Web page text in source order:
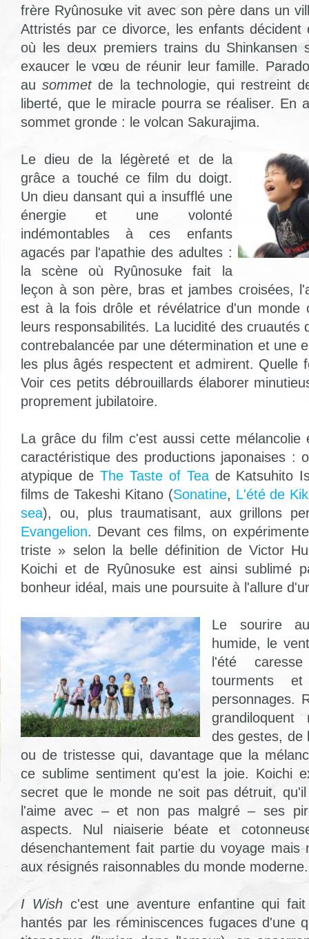
frère Ryûnosuke vit avec son père dans un
Attristés par ce divorce, les enfants décident
où les deux premiers trains du Shinkansen
exaucer le vœu de réunir leur famille.
ausommetde la technologie, qui restreint
liberté, que le miracle pourra se réaliser. En
sommet gronde : le volcan Sakurajima.
Le dieu de la légèreté et de la
grâce a touché ce film du doigt.
Un dieu dansant qui a insufflé une
énergie et une volonté
indémontables à ces enfants
agacés par l'apathie des adultes :
la scène où Ryûnosuke fait la
leçon à son père, bras et jambes croisées,
est à la fois drôle et révélatrice d'un monde
leurs responsabilités. La lucidité des cruautés
contrebalancée par une détermination et une
les plus âgés respectent et admirent. Quelle
Voir ces petits débrouillards élaborer
proprement jubilatoire.
La grâce du film c'est aussi cette mélancolie
caractéristique des productions japonaises :
atypique de The Taste of Tea de Katsuhito
films de Takeshi Kitano (Sonatine, L'été de
sea), ou, plus traumatisant, aux grillons
Evangelion. Devant ces films, on
triste » selon la belle définition de Victor
Koichi et de Ryûnosuke est ainsi sublimé
bonheur idéal, mais une poursuite à l'allure
Le sourire
humide, le
l'été
tourments
personnages.
des gestes, de
ou de tristesse qui, davantage que la
ce sublime sentiment qu'est la joie. Koichi
secret que le monde ne soit pas détruit,
l'aime avec – et non pas malgré – ses
aspects. Nul niaiserie béate et
désenchantement fait partie du voyage mais
aux résignés raisonnables du monde moderne.
I Wish c'est une aventure enfantine qui
hantés par les réminiscences fugaces d'une